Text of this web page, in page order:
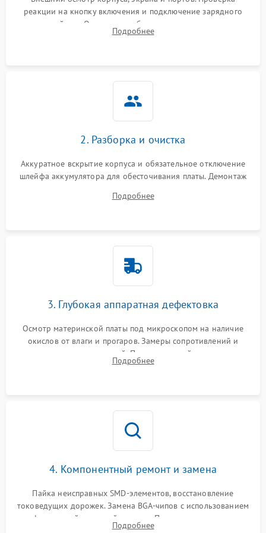
Выход из строя SSD или
HDD: медленная загрузка,
2000 ₽
Проблемы Wi‑Fi или
2500 ₽
реакции на кнопку включения и подключение зарядного
устройства. Оценка потребления тока с помощью
лабораторного блока питания для локализации проблемы.
Подробнее
2. Разборка и очистка
Аккуратное вскрытие корпуса и обязательное отключение
шлейфа аккумулятора для обесточивания платы. Демонтаж
высохшей термопасты с кристаллов чипов.
Подробнее
3. Глубокая аппаратная дефектовка
Осмотр материнской платы под микроскопом на наличие
окислов от влаги и прогаров. Замеры сопротивлений и
дежурных напряжений. Проверка цепей питания,
мультиконтроллера, процессора и видеочипа.
Подробнее
4. Компонентный ремонт и замена
Пайка неисправных SMD-элементов, восстановление
токоведущих дорожек. Замена BGA-чипов с использованием
инфракрасной паяльной станции. Прошивка микросхемы
BIOS или замена поврежденных портов USB
Подробнее